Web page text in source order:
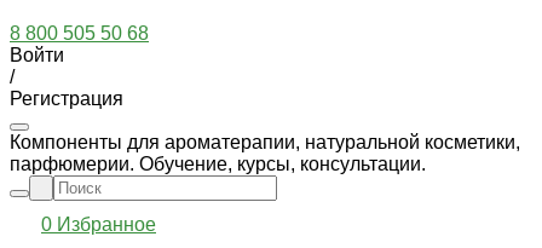
8 800 505 50 68
Войти
/
Регистрация
Компоненты для ароматерапии, натуральной косметики,
парфюмерии. Обучение, курсы, консультации.
0 Избранное